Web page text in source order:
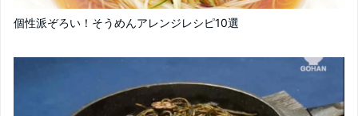
個性派ぞろい！そうめんアレンジレシピ10選